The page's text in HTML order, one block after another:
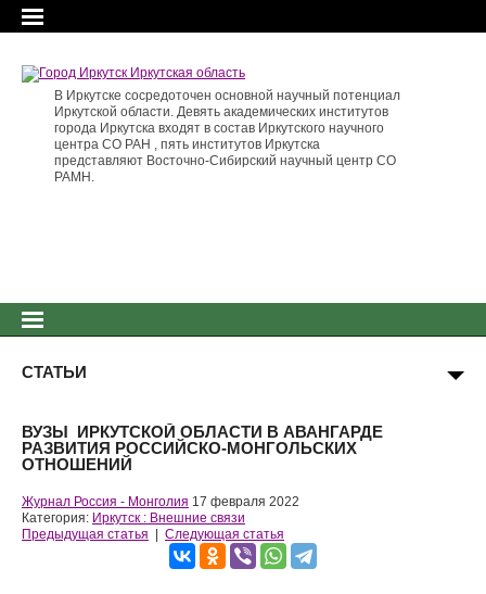
В Иркутске сосредоточен основной научный потенциал
Иркутской области. Девять академических институтов
города Иркутска входят в состав Иркутского научного
центра СО РАН , пять институтов Иркутска
представляют Восточно-Сибирский научный центр СО
РАМН.
СТАТЬИ
ВУЗЫ ИРКУТСКОЙ ОБЛАСТИ В АВАНГАРДЕ
РАЗВИТИЯ РОССИЙСКО-МОНГОЛЬСКИХ
ОТНОШЕНИЙ
Журнал Россия - Монголия 17 февраля 2022
Категория: Иркутск : Внешние связи
Предыдущая статья
Следующая статья